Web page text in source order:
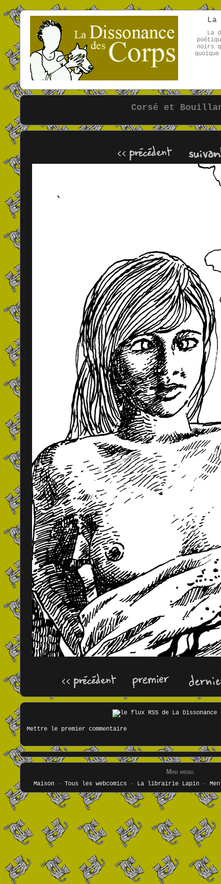
La
La
noirs
Corsé et
Mettre le premier commentaire
Mini menu
Maison- Tous les webcomics - La librairie Lapin-